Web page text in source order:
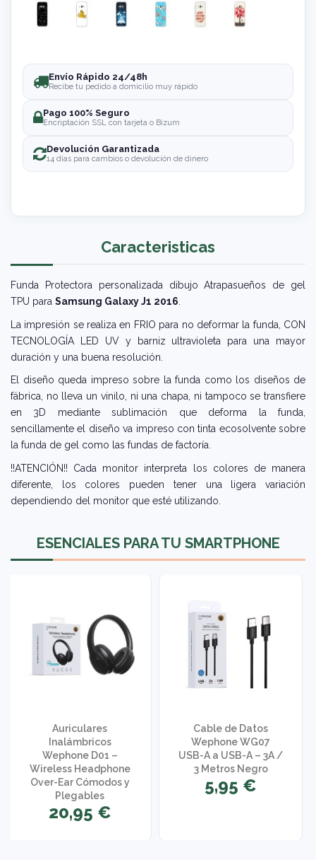
Envío Rápido 24/48h
Recibe tu pedido a domicilio muy rápido
Pago 100% Seguro
Encriptación SSL con tarjeta o Bizum
Devolución Garantizada
14 días para cambios o devolución de dinero
Caracteristicas
Funda Protectora personalizada dibujo Atrapasueños de gel
TPU para Samsung Galaxy J1 2016
La impresión se realiza en FRIO para no deformar la funda, CON
TECNOLOGÍA LED UV y barniz ultravioleta para una mayor
duración y una buena resolución.
El diseño queda impreso sobre la funda como los diseños de
fábrica, no lleva un vinilo, ni una chapa, ni tampoco se transfiere
en 3D mediante sublimación que deforma la funda,
sencillamente el diseño va impreso con tinta ecosolvente sobre
la funda de gel como las fundas de factoría.
!!ATENCIÓN!! Cada monitor interpreta los colores de manera
diferente, los colores pueden tener una ligera variación
dependiendo del monitor que esté utilizando.
ESENCIALES PARA TU SMARTPHONE
Auriculares
Inalámbricos
Wephone D01 –
Wireless Headphone
Over-Ear Cómodos y
Plegables
20,95 €
Cable de Datos
Wephone WG07
USB-A a USB-A – 3A /
3 Metros Negro
5,95 €